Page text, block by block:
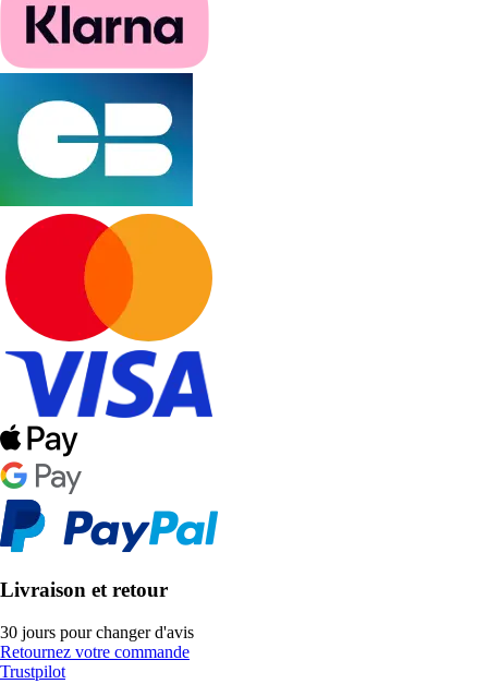
Livraison et retour
30 jours pour changer d'avis
Retournez votre commande
Trustpilot